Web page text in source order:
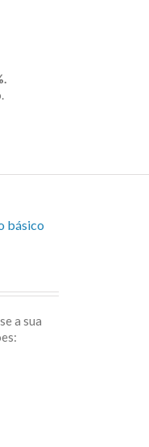
básico
a sua